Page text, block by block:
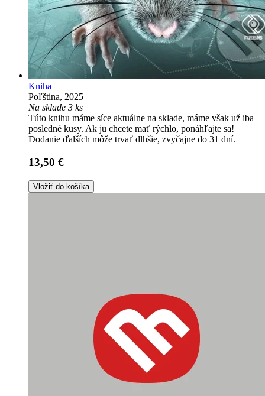
Kniha
Poľština, 2025
Na sklade 3 ks
Túto knihu máme síce aktuálne na sklade, máme však už iba
posledné kusy. Ak ju chcete mať rýchlo, ponáhľajte sa!
Dodanie ďalších môže trvať dlhšie, zvyčajne do 31 dní.
13,50 €
Vložiť do košíka